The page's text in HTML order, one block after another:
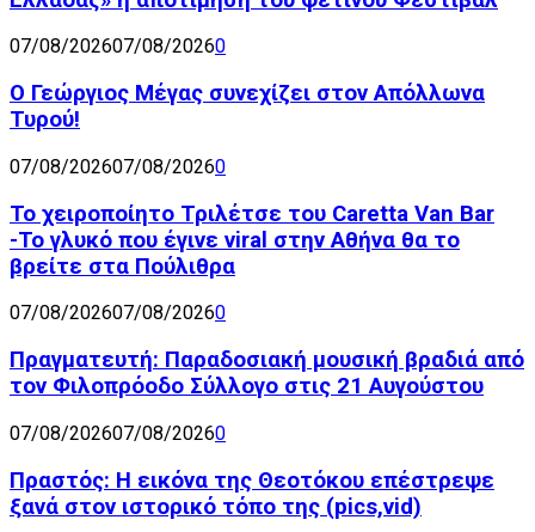
07/08/202607/08/20260
Ο Γεώργιος Μέγας συνεχίζει στον Απόλλωνα
Τυρού!
07/08/202607/08/20260
Το χειροποίητο Τριλέτσε του Caretta Van Bar
-Το γλυκό που έγινε viral στην Αθήνα θα το
βρείτε στα Πούλιθρα
07/08/202607/08/20260
Πραγματευτή: Παραδοσιακή μουσική βραδιά από
τον Φιλοπρόοδο Σύλλογο στις 21 Αυγούστου
07/08/202607/08/20260
Πραστός: Η εικόνα της Θεοτόκου επέστρεψε
ξανά στον ιστορικό τόπο της (pics,vid)